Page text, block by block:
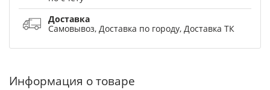
Доставка
Самовывоз, Доставка по городу, Доставка ТК
Информация о товаре